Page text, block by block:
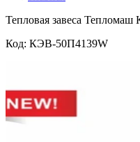
Тепловая завеса
Код: КЭВ-50П4139W